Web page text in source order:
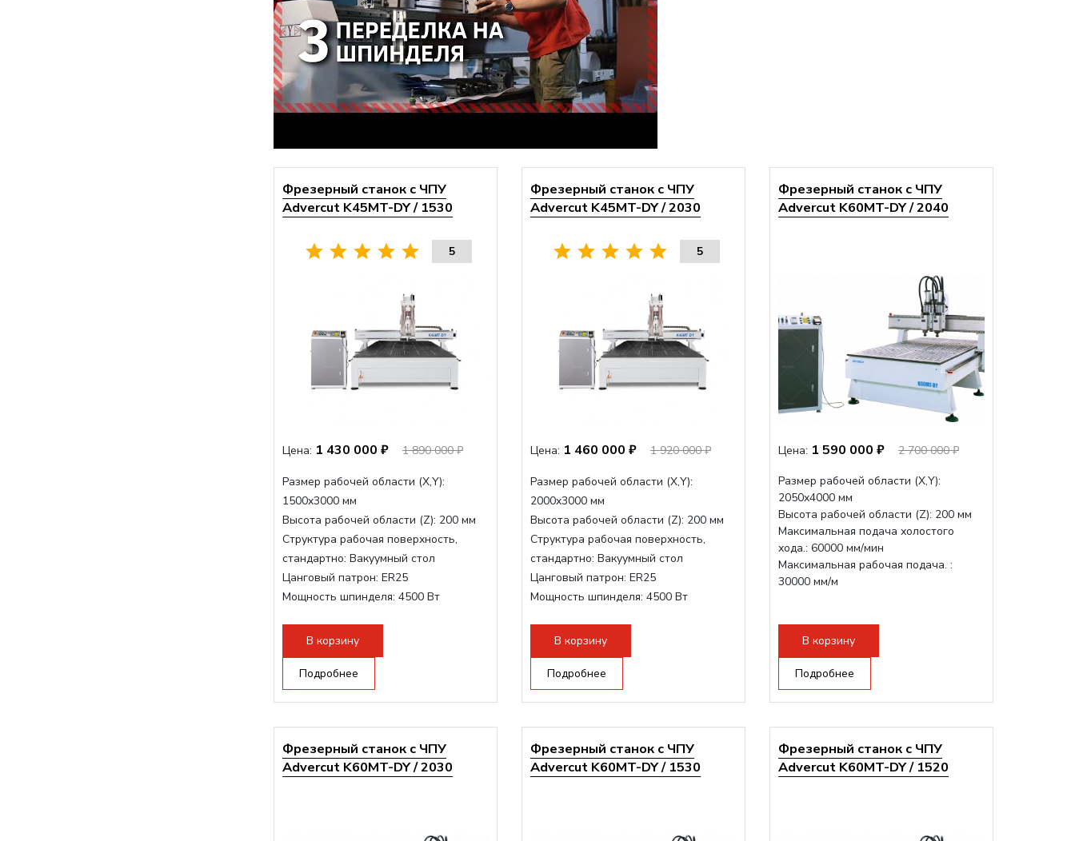
Фрезерный станок с ЧПУ
Advercut K45MT-DY / 1530
5
Цена: 1 430 000 ₽ 1 890 000 ₽
Размер рабочей области (Х,Y):
1500x3000 мм
Высота рабочей области (Z): 200 мм
Структура рабочая поверхность,
стандартно: Вакуумный стол
Цанговый патрон: ER25
Мощность шпинделя: 4500 Вт
Мощность инвертора:
В корзину
Подробнее
Фрезерный станок с ЧПУ
Advercut K45MT-DY / 2030
5
Цена: 1 460 000 ₽ 1 920 000 ₽
Размер рабочей области (Х,Y):
2000x3000 мм
Высота рабочей области (Z): 200 мм
Структура рабочая поверхность,
стандартно: Вакуумный стол
Цанговый патрон: ER25
Мощность шпинделя: 4500 Вт
Мощность инвертора:
В корзину
Подробнее
Фрезерный станок с ЧПУ
Advercut K60MT-DY / 2040
Цена: 1 590 000 ₽
2 700 000 ₽
Размер рабочей области (Х,Y):
2050x4000 мм
Высота рабочей области (Z): 200 мм
Максимальная подача холостого
хода.: 60000 мм/мин
Максимальная рабочая подача. :
30000 мм/м
В корзину
Подробнее
Фрезерный станок с ЧПУ
Advercut K60MT-DY / 2030
Фрезерный станок с ЧПУ
Advercut K60MT-DY / 1530
Фрезерный станок с ЧПУ
Advercut K60MT-DY / 1520